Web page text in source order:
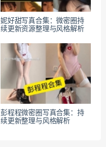
妮好甜写真合集：微密圈持
续更新资源整理与风格解析
彭程程微密圈写真合集：持
续更新整理与风格解析